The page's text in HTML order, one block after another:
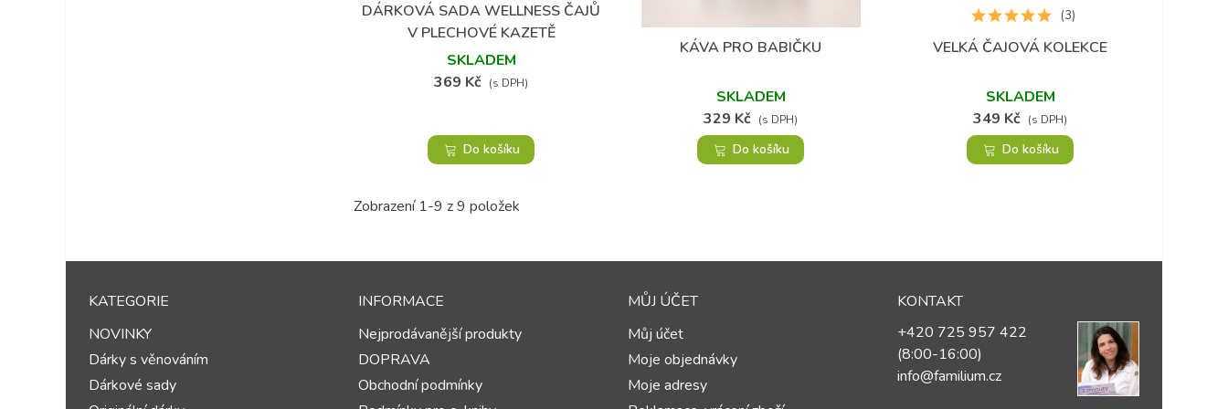
Přidat do oblíbených
DÁRKOVÁ SADA WELLNESS ČAJŮ
V PLECHOVÉ KAZETĚ
SKLADEM
369 Kč (s DPH)
Do košíku
Přidat do oblíbených
KÁVA PRO BABIČKU
SKLADEM
329 Kč (s DPH)
Do košíku
Přidat do oblíbených
VELKÁ ČAJOVÁ KOLEKCE
SKLADEM
349 Kč (s DPH)
(3)
Do košíku
Zobrazení 1-9 z 9 položek
KATEGORIE
NOVINKY
Dárky s věnováním
Dárkové sady
INFORMACE
Nejprodávanější produkty
DOPRAVA
Obchodní podmínky
MŮJ ÚČET
Můj účet
Moje objednávky
Moje adresy
KONTAKT
+420 725 957 422
(8:00-16:00)
info@familium.cz